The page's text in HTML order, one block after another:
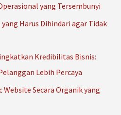
yang Tersembunyi
Harus Dihindari agar Tidak
Kredibilitas Bisnis:
Lebih Percaya
Secara Organik yang